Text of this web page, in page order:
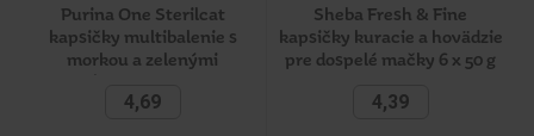
Purina One Sterilcat
kapsičky multibalenie s
morkou a zelenými
mrkvou v štave, 4 x 85 g
4,69
Sheba Fresh & Fine
kapsičky kuracie a hovädzie
pre dospelé mačky 6 x 50 g
4,39